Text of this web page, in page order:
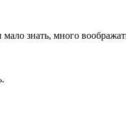
знать, много